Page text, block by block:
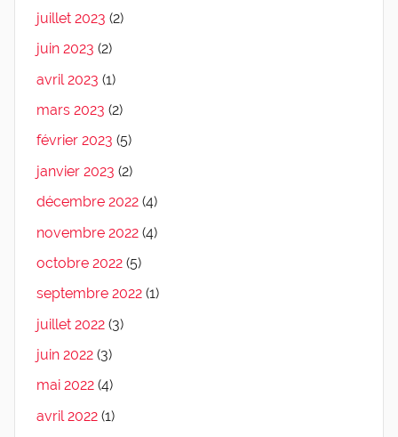
juillet 2023 (2)
juin 2023 (2)
avril 2023 (1)
mars 2023 (2)
février 2023 (5)
janvier 2023 (2)
décembre 2022 (4)
novembre 2022 (4)
octobre 2022 (5)
septembre 2022 (1)
juillet 2022 (3)
juin 2022 (3)
mai 2022 (4)
avril 2022 (1)